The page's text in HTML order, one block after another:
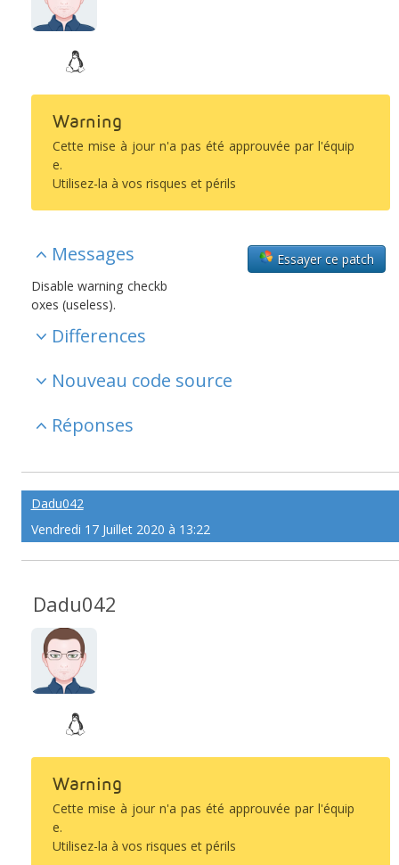
Warning
Cette mise à jour n'a pas été approuvée par l'équip
e.
Utilisez-la à vos risques et périls
Essayer ce patch
Messages
Disable warning checkb
oxes (useless).
Differences
Nouveau code source
Réponses
Dadu042
Vendredi 17 Juillet 2020 à 13:22
Dadu042
Warning
Cette mise à jour n'a pas été approuvée par l'équip
e.
Utilisez-la à vos risques et périls